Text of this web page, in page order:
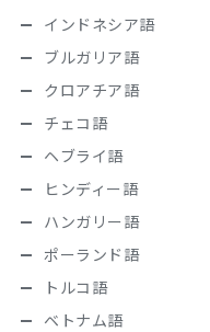
インドネシア語
ブルガリア語
クロアチア語
チェコ語
ヘブライ語
ヒンディー語
ハンガリー語
ポーランド語
トルコ語
ベトナム語